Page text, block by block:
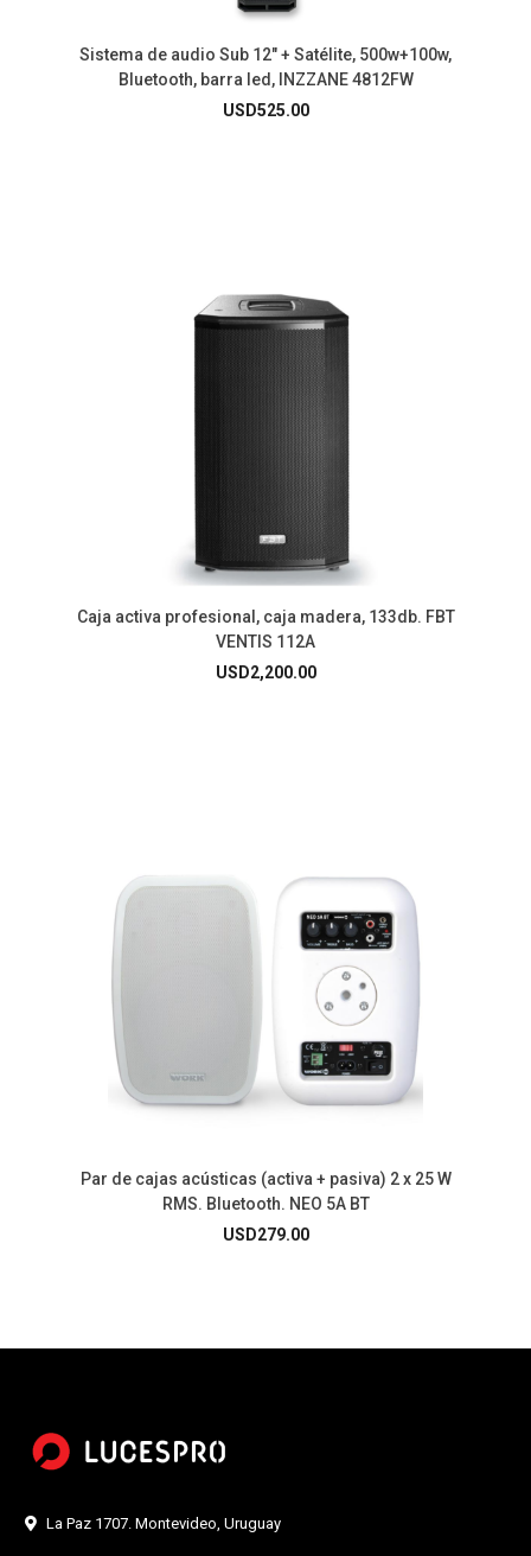
Sistema de audio Sub 12″ + Satélite, 500w+100w,
Bluetooth, barra led, INZZANE 4812FW
USD525.00
Caja activa profesional, caja madera, 133db. FBT
VENTIS 112A
USD2,200.00
Par de cajas acústicas (activa + pasiva) 2 x 25 W
RMS. Bluetooth. NEO 5A BT
USD279.00
La Paz 1707. Montevideo, Uruguay